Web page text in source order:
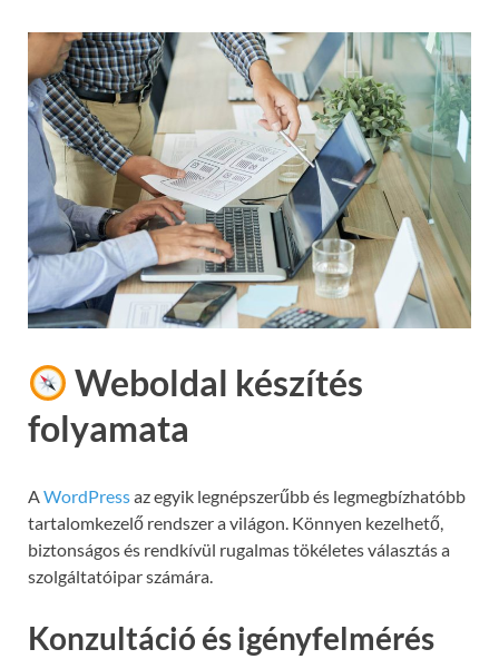
Weboldal készítés
folyamata
AWordPressaz egyik legnépszerűbb és legmegbízhatóbb
tartalomkezelő rendszer a világon. Könnyen kezelhető,
biztonságos és rendkívül rugalmas tökéletes választás a
szolgáltatóipar számára.
Konzultáció és igényfelmérés